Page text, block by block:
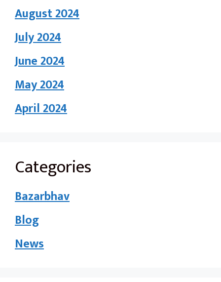
August 2024
July 2024
June 2024
May 2024
April 2024
Categories
Bazarbhav
Blog
News